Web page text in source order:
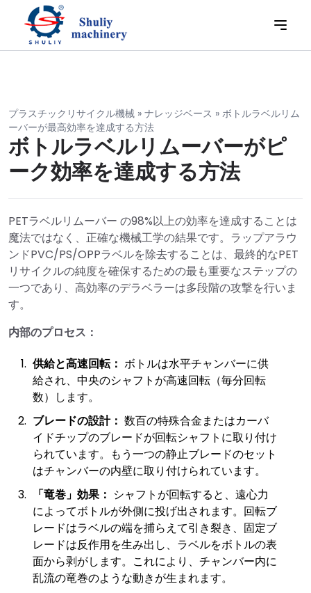
プラスチックリサイクル機械 » ナレッジベース » ボトルラベルリム
ーバーが最高効率を達成する方法
ボトルラベルリムーバーがピ
ーク効率を達成する方法
PETラベルリムーバー の98%以上の効率を達成することは
魔法ではなく、正確な機械工学の結果です。ラップアラウ
ンドPVC/PS/OPPラベルを除去することは、最終的なPET
リサイクルの純度を確保するための最も重要なステップの
一つであり、高効率のデラベラーは多段階の攻撃を行いま
す。
内部のプロセス：
供給と高速回転： ボトルは水平チャンバーに供
給され、中央のシャフトが高速回転（毎分回転
数）します。
ブレードの設計： 数百の特殊合金またはカーバ
イドチップのブレードが回転シャフトに取り付け
られています。もう一つの静止ブレードのセット
はチャンバーの内壁に取り付けられています。
「竜巻」効果： シャフトが回転すると、遠心力
によってボトルが外側に投げ出されます。回転ブ
レードはラベルの端を捕らえて引き裂き、固定ブ
レードは反作用を生み出し、ラベルをボトルの表
面から剥がします。これにより、チャンバー内に
乱流の竜巻のような動きが生まれます。